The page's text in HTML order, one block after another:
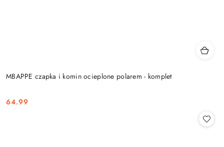
MBAPPE czapka i komin ocieplone polarem - komplet
Cena:
64.99